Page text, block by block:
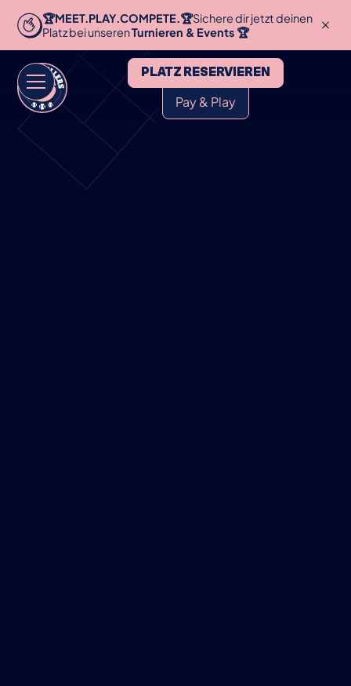
🏆MEET.PLAY.COMPETE.🏆Sichere dir jetzt deinen
Platz bei unserenTurnieren & Events 🏆
PLATZ RESERVIEREN
Pay & Play